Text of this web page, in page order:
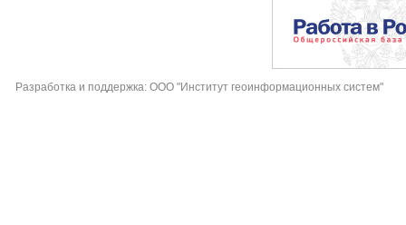
Разработка и поддержка: ООО "Институт геоинформационных систем"